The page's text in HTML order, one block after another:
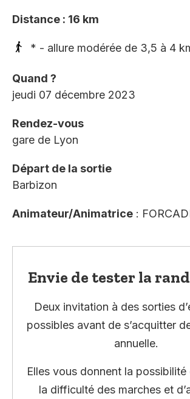
Distance : 16 km
* - allure modérée de 3,5 à 4
Quand ?
jeudi 07 décembre 2023
Rendez-vous
gare de Lyon
Départ de la sortie
Barbizon
Animateur/Animatrice :
Envie de tester la
Deux invitation à des sorties
possibles avant de s’acquitter
annuelle.
Elles vous donnent la possibilité
la difficulté des marches et